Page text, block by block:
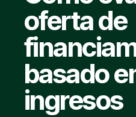
oferta de
basado
ingresos